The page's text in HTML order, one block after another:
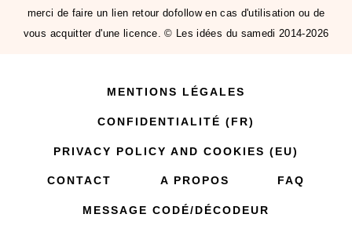
merci de faire un lien retour dofollow en cas d'utilisation ou de
vous acquitter d'une licence. © Les idées du samedi 2014-2026
MENTIONS LÉGALES
CONFIDENTIALITÉ (FR)
PRIVACY POLICY AND COOKIES (EU)
CONTACT A PROPOS FAQ
MESSAGE CODÉ/DÉCODEUR